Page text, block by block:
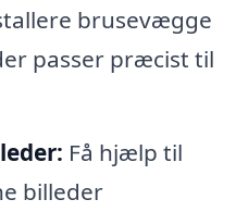
brusevægge
passer præcist til
Få hjælp til
billeder